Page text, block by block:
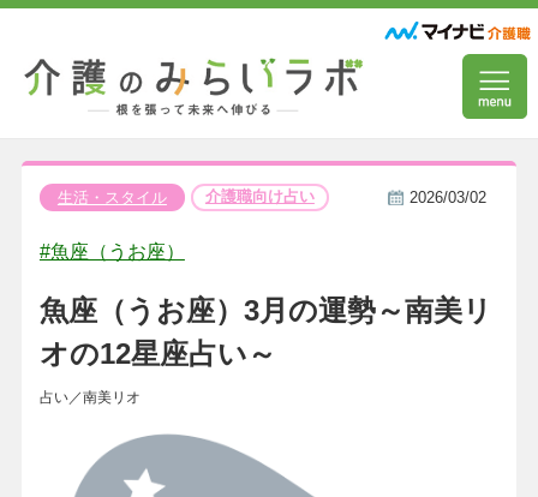
生活・スタイル 介護職向け占い 2026/03/02
#魚座（うお座）
魚座（うお座）3月の運勢～南美リ
オの12星座占い～
占い／南美リオ